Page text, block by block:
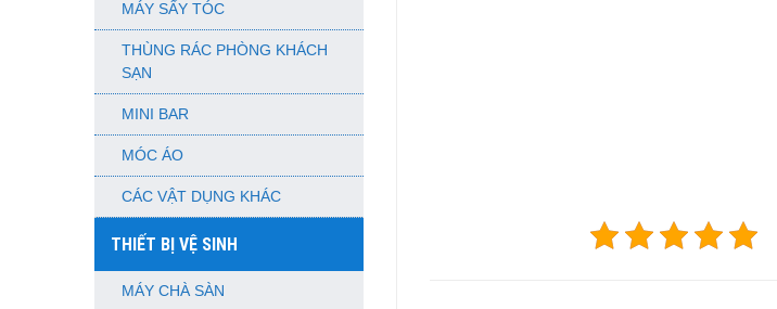
MÁY SẤY TÓC
THÙNG RÁC PHÒNG KHÁCH
SẠN
MINI BAR
MÓC ÁO
CÁC VẬT DỤNG KHÁC
THIẾT BỊ VỆ SINH
MÁY CHÀ SÀN